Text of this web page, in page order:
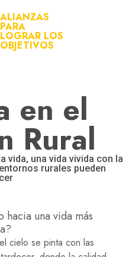
ALIANZAS
PARA
LOGRAR LOS
OBJETIVOS
en el
Rural
vida, una vida vivida con la
rurales pueden
hacia una vida más
cielo se pinta con las